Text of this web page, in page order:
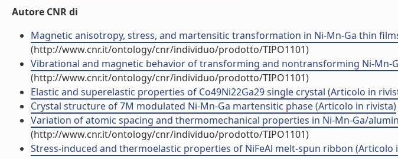
Autore CNR di
Magnetic anisotropy, stress, and martensitic transformation in Ni-Mn-Ga thin
(http://www.cnr.it/ontology/cnr/individuo/prodotto/TIPO1101)
Vibrational and magnetic behavior of transforming and nontransforming Ni-Mn-
(http://www.cnr.it/ontology/cnr/individuo/prodotto/TIPO1101)
Elastic and superelastic properties of Co49Ni22Ga29 single crystal (Articolo in
Crystal structure of 7M modulated Ni-Mn-Ga martensitic phase (Articolo in rivista)
Variation of atomic spacing and thermomechanical properties in Ni-Mn-Ga/
(http://www.cnr.it/ontology/cnr/individuo/prodotto/TIPO1101)
Stress-induced and thermoelastic properties of NiFeAl melt-spun ribbon (Articolo